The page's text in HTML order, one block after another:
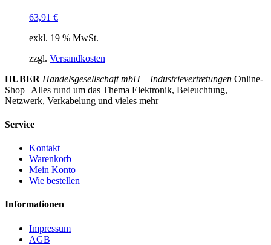
63,91 €
exkl. 19 % MwSt.
zzgl. Versandkosten
HUBER Handelsgesellschaft mbH – Industrievertretungen Online-
Shop | Alles rund um das Thema Elektronik, Beleuchtung,
Netzwerk, Verkabelung und vieles mehr
Service
Kontakt
Warenkorb
Mein Konto
Wie bestellen
Informationen
Impressum
AGB